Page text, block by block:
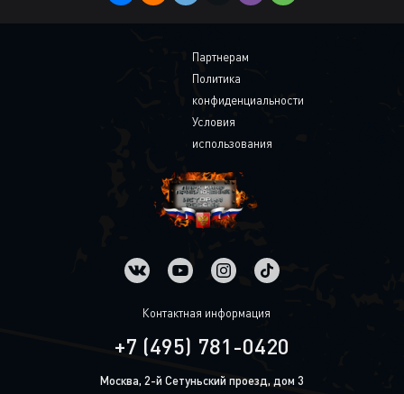
Партнерам
Политика
конфиденциальности
Условия
использования
Контактная информация
+7 (495) 781-0420
Москва, 2-й Сетуньский проезд, дом 3